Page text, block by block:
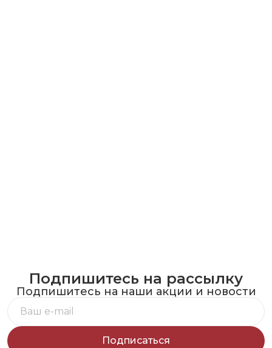
Подпишитесь на рассылку
Подпишитесь на наши акции и новости
Подписаться